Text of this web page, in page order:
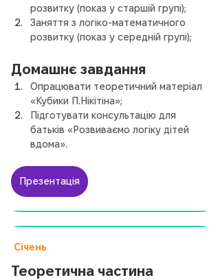
розвитку (показ у старшій групі);
Заняття з логіко-математичного
розвитку (показ у середній групі);
Домашнє завдання
Опрацювати теоретичний матеріал
«Кубики П.Нікітіна»;
Підготувати консультацію для
батьків «Розвиваємо логіку дітей
вдома».
Презентація
Січень
Теоретична частина